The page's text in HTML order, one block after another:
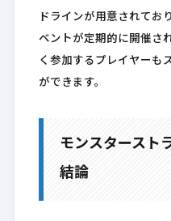
ドラインが用意されてお
ベントが定期的に開催さ
く参加するプレイヤーも
ができます。
モンスタースト
結論